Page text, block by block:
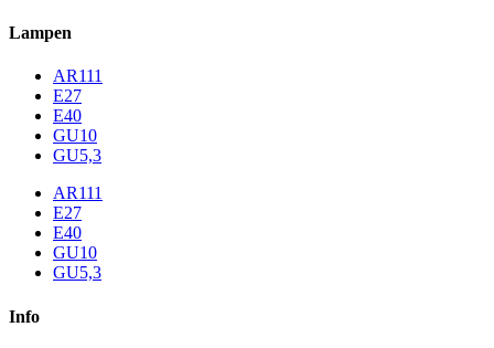
Lampen
AR111
E27
E40
GU10
GU5,3
AR111
E27
E40
GU10
GU5,3
Info